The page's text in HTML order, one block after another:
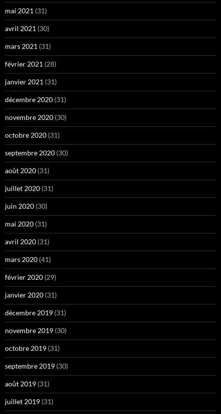
mai 2021 (31)
avril 2021 (30)
mars 2021 (31)
février 2021 (28)
janvier 2021 (31)
décembre 2020 (31)
novembre 2020 (30)
octobre 2020 (31)
septembre 2020 (30)
août 2020 (31)
juillet 2020 (31)
juin 2020 (30)
mai 2020 (31)
avril 2020 (31)
mars 2020 (41)
février 2020 (29)
janvier 2020 (31)
décembre 2019 (31)
novembre 2019 (30)
octobre 2019 (31)
septembre 2019 (30)
août 2019 (31)
juillet 2019 (31)